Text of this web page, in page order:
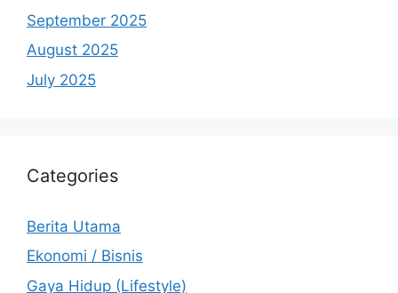
September 2025
August 2025
July 2025
Categories
Berita Utama
Ekonomi / Bisnis
Gaya Hidup (Lifestyle)